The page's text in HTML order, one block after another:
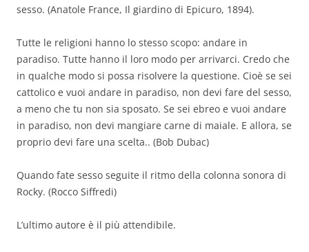
sesso. (Anatole France, Il giardino di Epicuro, 1894).
Tutte le religioni hanno lo stesso scopo: andare in
paradiso. Tutte hanno il loro modo per arrivarci. Credo che
in qualche modo si possa risolvere la questione. Cioè se sei
cattolico e vuoi andare in paradiso, non devi fare del sesso,
a meno che tu non sia sposato. Se sei ebreo e vuoi andare
in paradiso, non devi mangiare carne di maiale. E allora, se
proprio devi fare una scelta.. (Bob Dubac)
Quando fate sesso seguite il ritmo della colonna sonora di
Rocky. (Rocco Siffredi)
L’ultimo autore è il più attendibile.